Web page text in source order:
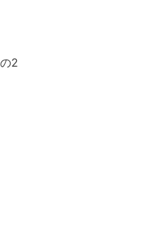
2